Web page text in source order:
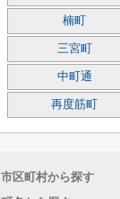
楠町
三宮町
中町通
再度筋町
市区町村から探す